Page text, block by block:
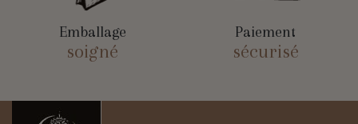
Emballage
soigné
Paiement
sécurisé